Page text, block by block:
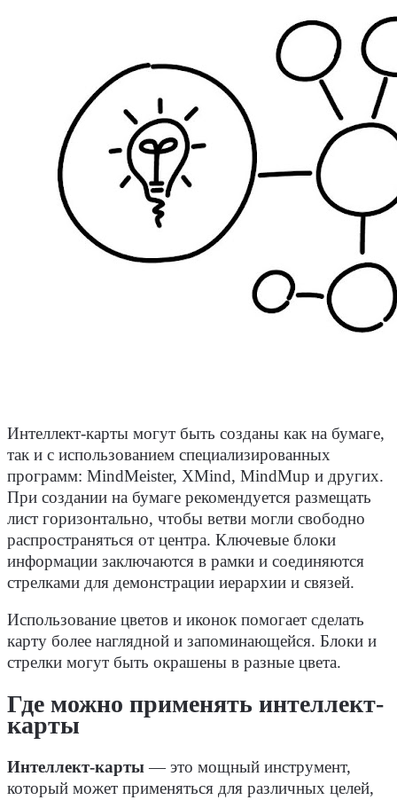
Интеллект-карты могут быть созданы как на бумаге,
так и с использованием специализированных
программ: MindMeister, XMind, MindMup и других.
При создании на бумаге рекомендуется размещать
лист горизонтально, чтобы ветви могли свободно
распространяться от центра. Ключевые блоки
информации заключаются в рамки и соединяются
стрелками для демонстрации иерархии и связей.
Использование цветов и иконок помогает сделать
карту более наглядной и запоминающейся. Блоки и
стрелки могут быть окрашены в разные цвета.
Где можно применять интеллект-
карты
Интеллект-карты— это мощный инструмент,
который может применяться для различных целей,